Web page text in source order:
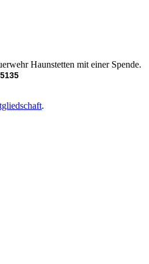
Fahrzeugen
Haunstetten mit einer Spende.
.